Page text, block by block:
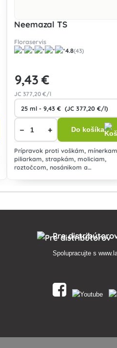
Neemazal TS
Floraservis
4.8(43)
9,43 €
JC377,20 €/l
− + Do košíka
Prípravok proti voškám,
piliarkam, strapkám, moliciam,
roztočcom, nosánikom a
Antelaea azadirachta.
Pre
Spolupracujte s